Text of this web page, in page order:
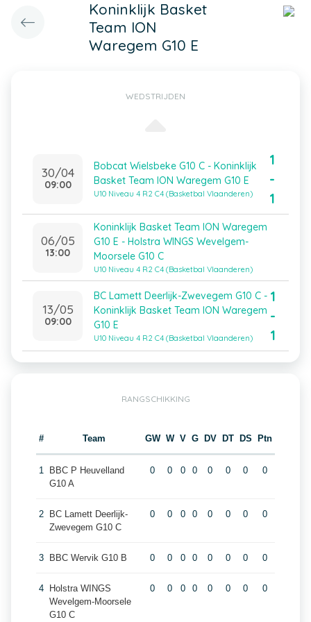
Koninklijk Basket
Team ION
Waregem G10 E
WEDSTRIJDEN
30/04
09:00
Bobcat Wielsbeke G10 C - Koninklijk
Basket Team ION Waregem G10 E
U10 Niveau 4 R2 C4 (Basketbal Vlaanderen)
1
-
1
06/05
13:00
Koninklijk Basket Team ION Waregem
G10 E - Holstra WINGS Wevelgem-
Moorsele G10 C
U10 Niveau 4 R2 C4 (Basketbal Vlaanderen)
13/05
09:00
BC Lamett Deerlijk-Zwevegem G10 C -
Koninklijk Basket Team ION Waregem
G10 E
U10 Niveau 4 R2 C4 (Basketbal Vlaanderen)
1
-
1
RANGSCHIKKING
# Team GW W V G DV DT DS Ptn
1
BBC P Heuvelland
G10 A
0 0 0 0 0 0 0 0
2
BC Lamett Deerlijk-
Zwevegem G10 C
0 0 0 0 0 0 0 0
3 BBC Wervik G10 B 0 0 0 0 0 0 0 0
4
Holstra WINGS
Wevelgem-Moorsele
G10 C
0 0 0 0 0 0 0 0